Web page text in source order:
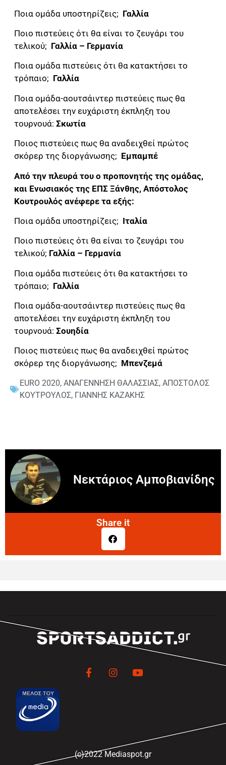
Ποια ομάδα υποστηρίζεις; Γαλλία
Ποιο πιστεύεις ότι θα είναι το ζευγάρι του
τελικού; Γαλλία – Γερμανία
Ποια ομάδα πιστεύεις ότι θα κατακτήσει το
τρόπαιο; Γαλλία
Ποια ομάδα-αουτσάιντερ πιστεύεις πως θα
αποτελέσει την ευχάριστη έκπληξη του
τουρνουά: Σκωτία
Ποιος πιστεύεις πως θα αναδειχθεί πρώτος
σκόρερ της διοργάνωσης; Εμπαμπέ
Από την πλευρά του ο προπονητής της ομάδας,
και Ενωσιακός της ΕΠΣ Ξάνθης, Απόστολος
Κουτρουλός ανέφερε τα εξής:
Ποια ομάδα υποστηρίζεις; Ιταλία
Ποιο πιστεύεις ότι θα είναι το ζευγάρι του
τελικού; Γαλλία – Γερμανία
Ποια ομάδα πιστεύεις ότι θα κατακτήσει το
τρόπαιο; Γαλλία
Ποια ομάδα-αουτσάιντερ πιστεύεις πως θα
αποτελέσει την ευχάριστη έκπληξη του
τουρνουά: Σουηδία
Ποιος πιστεύεις πως θα αναδειχθεί πρώτος
σκόρερ της διοργάνωσης; Μπενζεμά
EURO 2020, ΑΝΑΓΕΝΝΗΣΗ ΘΑΛΑΣΣΙΑΣ, ΑΠΟΣΤΟΛΟΣ
ΚΟΥΤΡΟΥΛΟΣ, ΓΙΑΝΝΗΣ ΚΑΖΑΚΗΣ
Νεκτάριος Αμποβιανίδης
Share it
(c)2022 Mediaspot.gr